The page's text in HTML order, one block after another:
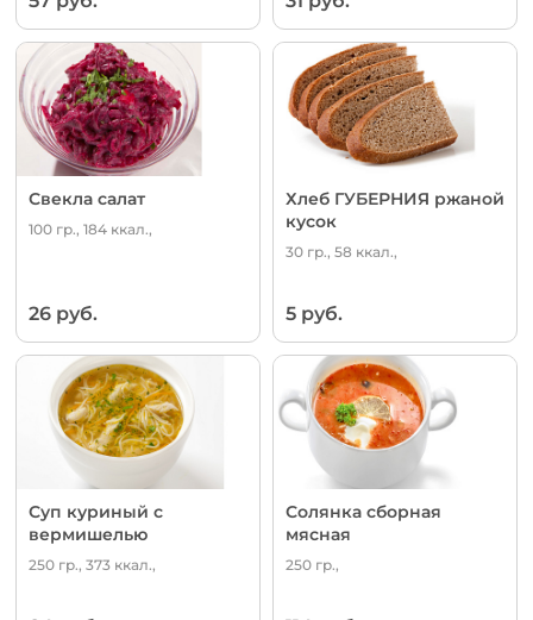
Свекла салат
100 гр., 184 ккал.,
26 руб.
Хлеб ГУБЕРНИЯ ржаной
кусок
30 гр., 58 ккал.,
5 руб.
Суп куриный с
вермишелью
250 гр., 373 ккал.,
Солянка сборная
мясная
250 гр.,